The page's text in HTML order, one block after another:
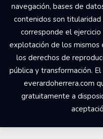
navegación, bases de
contenidos son
corresponde el
explotación de los mismos
los derechos de
pública y transformación.
everardoherrera.com
gratuitamente a